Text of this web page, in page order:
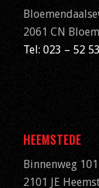
2061 CN
Tel: 023 – 52
HEEMSTEDE
Binnenweg 101
2101 JE